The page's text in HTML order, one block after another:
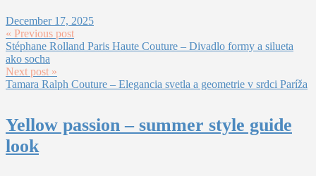
December 17, 2025
« Previous post
Stéphane Rolland Paris Haute Couture – Divadlo formy a silueta
ako socha
Next post »
Tamara Ralph Couture – Elegancia svetla a geometrie v srdci Paríža
Yellow passion – summer style guide
look